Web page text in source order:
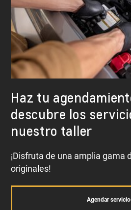
Ejes
Y muchos otros.
Haz tu
descubre los
nuestro taller
¡Disfruta de una amplia gama
originales!
Agendar